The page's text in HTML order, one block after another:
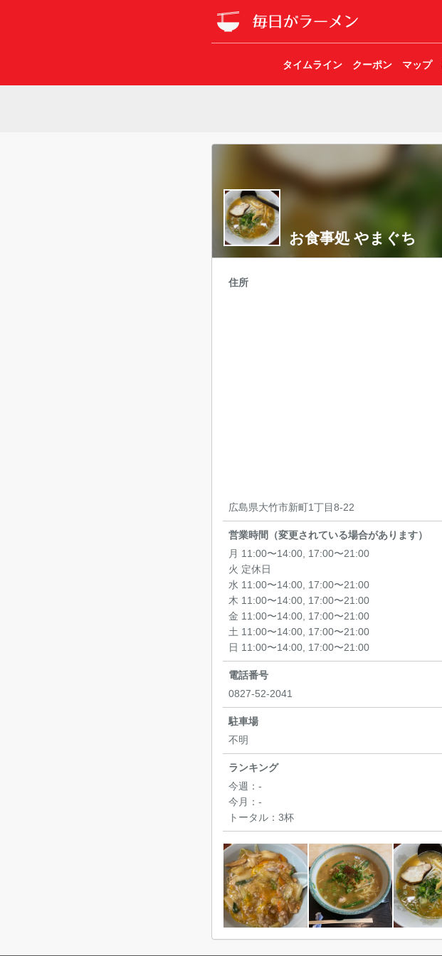
タイムライン クーポン マップ
お食事処 やまぐち
住所
広島県大竹市新町1丁目8-22
営業時間（変更されている場合があります）
月 11:00〜14:00, 17:00〜21:00
火 定休日
水 11:00〜14:00, 17:00〜21:00
木 11:00〜14:00, 17:00〜21:00
金 11:00〜14:00, 17:00〜21:00
土 11:00〜14:00, 17:00〜21:00
日 11:00〜14:00, 17:00〜21:00
電話番号
0827-52-2041
駐車場
不明
ランキング
今週： -
今月： -
トータル： 3杯